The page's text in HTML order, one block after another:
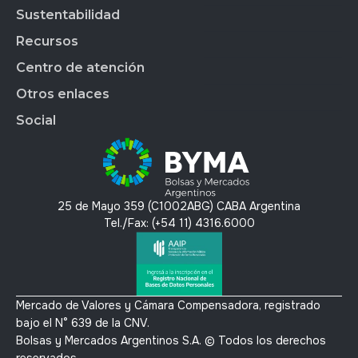
Indices
Soluciones Tecnológicas
OMS
Anima
BYMADATA
BYMA DIGITAL
BYMALAB
Gobierno Corporativo
Acción de BYMA
Hechos Relevantes
Calendario Anual de RI
Grupo BYMA
Nuestra gente
Trabajá en BYMA
APLICAR
BYMA VENTURES
Sustentabilidad
Reportes
Gestión Interna
Índice de Sustentabilidad
Panel de Bonos SVS
Panel de Bonos VS
Mercado Voluntario de Carbono
Recursos
BYMA Newsroom
Kit de Prensa BYMA
Centro de atención
Contacto
Preguntas Frecuentes
Otros enlaces
T´érminos y condiciones
Política de privacidad y protección de datos
Social
Youtube25 de Mayo 359 (C1002ABG) CABA Argentina
Tel./Fax: (+54 11) 4316.6000
Mercado de Valores y Cámara Compensadora, registrado
bajo el N° 639 de la CNV.
Bolsas y Mercados Argentinos S.A. © Todos los derechos